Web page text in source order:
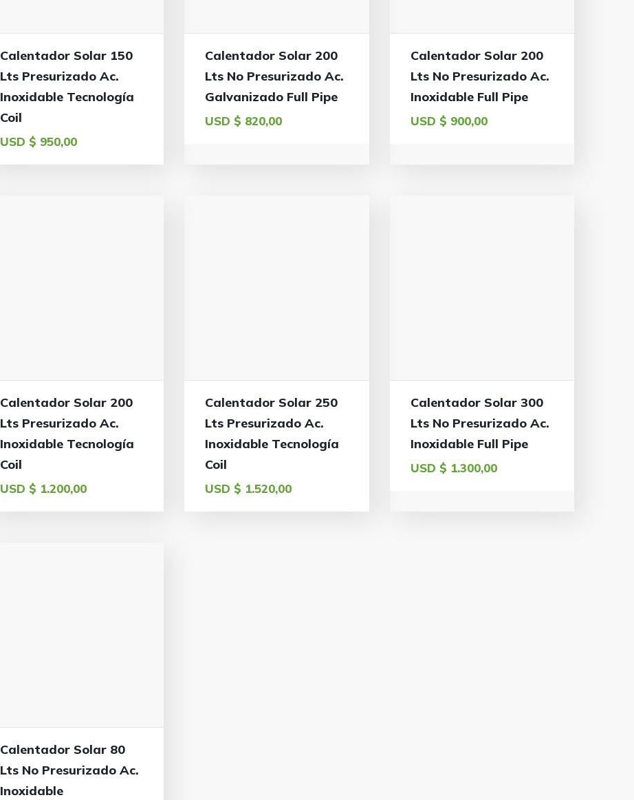
Calentador Solar 150
Lts Presurizado Ac.
Inoxidable Tecnología
Coil
USD $ 950,00
Calentador Solar 200
Lts No Presurizado Ac.
Galvanizado Full Pipe
USD $ 820,00
Calentador Solar 200
Lts No Presurizado Ac.
Inoxidable Full Pipe
USD $ 900,00
Calentador Solar 200
Lts Presurizado Ac.
Inoxidable Tecnología
Coil
USD $ 1.200,00
Calentador Solar 250
Lts Presurizado Ac.
Inoxidable Tecnología
Coil
USD $ 1.520,00
Calentador Solar 300
Lts No Presurizado Ac.
Inoxidable Full Pipe
USD $ 1.300,00
Calentador Solar 80
Lts No Presurizado Ac.
Inoxidable